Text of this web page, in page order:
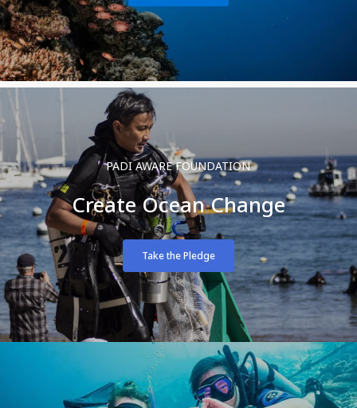
PADI AWARE FOUNDATION
Create Ocean Change
Take the Pledge